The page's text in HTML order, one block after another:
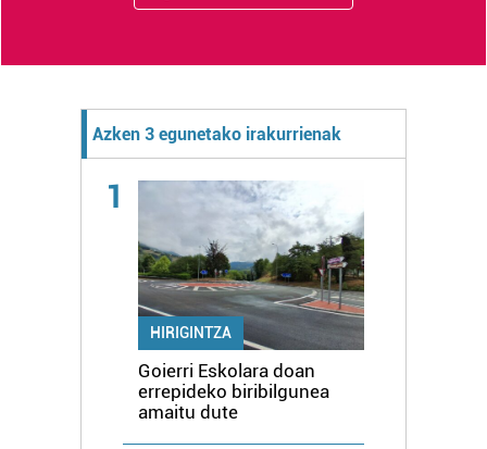
Azken 3 egunetako irakurrienak
1
HIRIGINTZA
Goierri Eskolara doan
errepideko biribilgunea
amaitu dute